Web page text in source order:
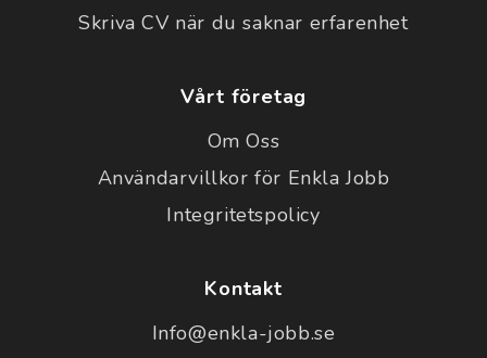
Skriva CV när du saknar erfarenhet
Vårt företag
Om Oss
Användarvillkor för Enkla Jobb
Integritetspolicy
Kontakt
Info@enkla-jobb.se